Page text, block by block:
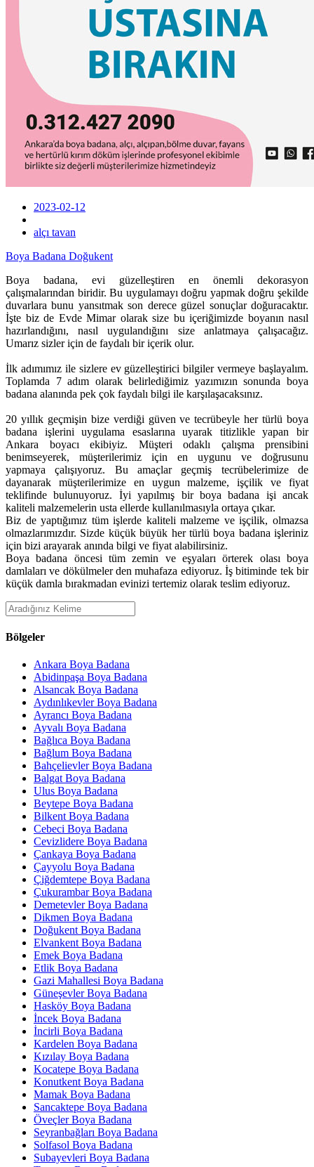
2023-02-12
alçı tavan
Boya Badana Doğukent
Boya badana, evi güzelleştiren en önemli dekorasyon
çalışmalarından biridir. Bu uygulamayı doğru yapmak doğru şekilde
duvarlara bunu yansıtmak son derece güzel sonuçlar doğuracaktır.
İşte biz de Evde Mimar olarak size bu içeriğimizde boyanın nasıl
hazırlandığını, nasıl uygulandığını size anlatmaya çalışacağız.
Umarız sizler için de faydalı bir içerik olur.
İlk adımımız ile sizlere ev güzelleştirici bilgiler vermeye başlayalım.
Toplamda 7 adım olarak belirlediğimiz yazımızın sonunda boya
badana alanında pek çok faydalı bilgi ile karşılaşacaksınız.
20 yıllık geçmişin bize verdiği güven ve tecrübeyle her türlü boya
badana işlerini uygulama esaslarına uyarak titizlikle yapan bir
Ankara boyacı ekibiyiz. Müşteri odaklı çalışma prensibini
benimseyerek, müşterilerimiz için en uygunu ve doğrusunu
yapmaya çalışıyoruz. Bu amaçlar geçmiş tecrübelerimize de
dayanarak müşterilerimize en uygun malzeme, işçilik ve fiyat
teklifinde bulunuyoruz. İyi yapılmış bir boya badana işi ancak
kaliteli malzemelerin usta ellerde kullanılmasıyla ortaya çıkar.
Biz de yaptığımız tüm işlerde kaliteli malzeme ve işçilik, olmazsa
olmazlarımızdır. Sizde küçük büyük her türlü boya badana işleriniz
için bizi arayarak anında bilgi ve fiyat alabilirsiniz.
Boya badana öncesi tüm zemin ve eşyaları örterek olası boya
damlaları ve dökülmeler den muhafaza ediyoruz. İş bitiminde tek bir
küçük damla bırakmadan evinizi tertemiz olarak teslim ediyoruz.
Bölgeler
Ankara Boya Badana
Abidinpaşa Boya Badana
Alsancak Boya Badana
Aydınlıkevler Boya Badana
Ayrancı Boya Badana
Ayvalı Boya Badana
Bağlıca Boya Badana
Bağlum Boya Badana
Bahçelievler Boya Badana
Balgat Boya Badana
Ulus Boya Badana
Beytepe Boya Badana
Bilkent Boya Badana
Cebeci Boya Badana
Cevizlidere Boya Badana
Çankaya Boya Badana
Çayyolu Boya Badana
Çiğdemtepe Boya Badana
Çukurambar Boya Badana
Demetevler Boya Badana
Dikmen Boya Badana
Doğukent Boya Badana
Elvankent Boya Badana
Emek Boya Badana
Etlik Boya Badana
Gazi Mahallesi Boya Badana
Güneşevler Boya Badana
Hasköy Boya Badana
İncek Boya Badana
İncirli Boya Badana
Kardelen Boya Badana
Kızılay Boya Badana
Kocatepe Boya Badana
Konutkent Boya Badana
Mamak Boya Badana
Sancaktepe Boya Badana
Öveçler Boya Badana
Seyranbağları Boya Badana
Solfasol Boya Badana
Subayevleri Boya Badana